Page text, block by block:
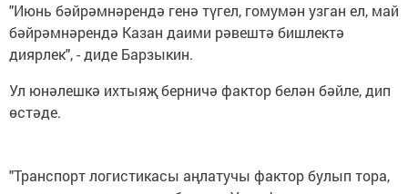
"Июнь бәйрәмнәрендә генә түгел, гомумән узган ел, май
бәйрәмнәрендә Казан даими рәвештә бишлектә
диярлек", - диде Барзыкин.
Ул юнәлешкә ихтыяҗ берничә фактор белән бәйле, дип
өстәде.
"Транспорт логистикасы аңлатучы фактор булып тора,